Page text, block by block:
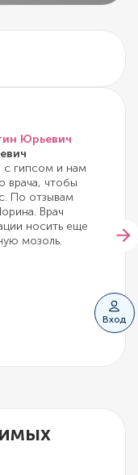
Вход
Юрьевич
с гипсом и нам
врача, чтобы
По отзывам
Врач
носить еще
мозоль.